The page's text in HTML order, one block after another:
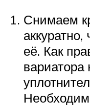
Снимаем
её. Как
вариатора